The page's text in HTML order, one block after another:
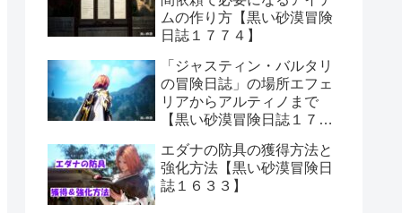
ムの作り方【黒い砂漠冒険
日誌１７７４】
「ジャスティン・バルタリ
の冒険日誌」の場所エフェ
リアからアルティノまで
【黒い砂漠冒険日誌１７０
エダナの防具の獲得方法と
強化方法【黒い砂漠冒険日
誌１６３３】